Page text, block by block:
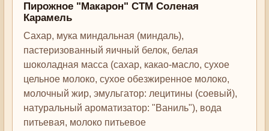
Пирожное "Макарон" СТМ Соленая
Карамель
Сахар, мука миндальная (миндаль),
пастеризованный яичный белок, белая
шоколадная масса (сахар, какао-масло, сухое
цельное молоко, сухое обезжиренное молоко,
молочный жир, эмульгатор: лецитины (соевый),
натуральный ароматизатор: "Ваниль"), вода
питьевая, молоко питьевое